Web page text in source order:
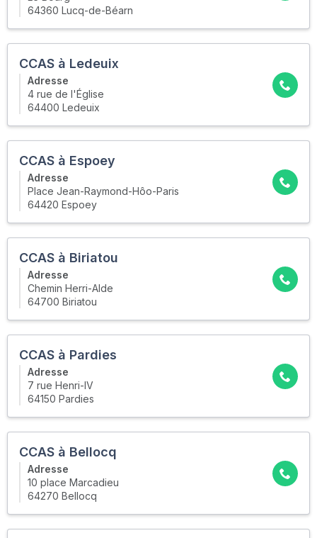
64360 Lucq-de-Béarn
CCAS à Ledeuix
Adresse
4 rue de l'Église
64400 Ledeuix
CCAS à Espoey
Adresse
Place Jean-Raymond-Hôo-Paris
64420 Espoey
CCAS à Biriatou
Adresse
Chemin Herri-Alde
64700 Biriatou
CCAS à Pardies
Adresse
7 rue Henri-IV
64150 Pardies
CCAS à Bellocq
Adresse
10 place Marcadieu
64270 Bellocq